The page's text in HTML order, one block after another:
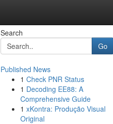
Search
Go
Published News
1 Check PNR Status
1 Decoding EE88: A
Comprehensive Guide
1 xKontra: Produção Visual
Original